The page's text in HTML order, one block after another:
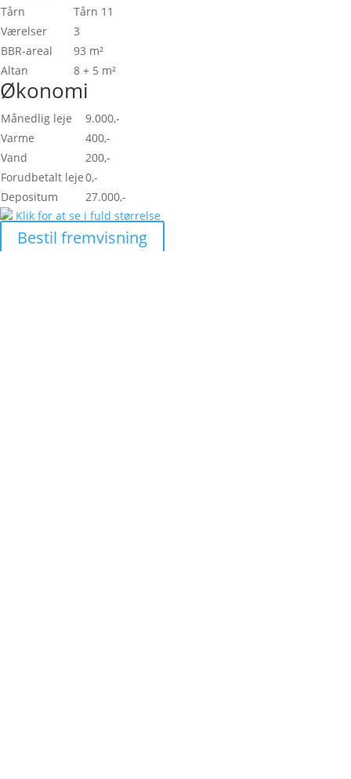
Tårn
Tårn 11
Værelser
3
BBR-areal
93 m²
Altan
8 + 5 m²
Økonomi
Månedlig leje
9.000,-
Varme
400,-
Vand
200,-
Forudbetalt leje0,-
Depositum
27.000,-
Klik for at se i fuld størrelse
Bestil fremvisning